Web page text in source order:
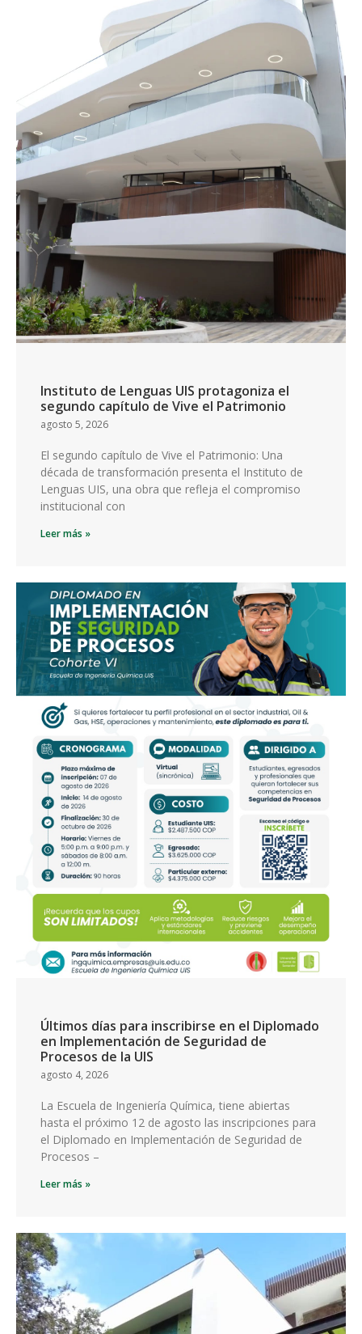
Instituto de Lenguas UIS protagoniza el
segundo capítulo de Vive el Patrimonio
agosto 5, 2026
El segundo capítulo de Vive el Patrimonio: Una
década de transformación presenta el Instituto de
Lenguas UIS, una obra que refleja el compromiso
institucional con
Leer más »
Últimos días para inscribirse en el Diplomado
en Implementación de Seguridad de
Procesos de la UIS
agosto 4, 2026
La Escuela de Ingeniería Química, tiene abiertas
hasta el próximo 12 de agosto las inscripciones para
el Diplomado en Implementación de Seguridad de
Procesos –
Leer más »